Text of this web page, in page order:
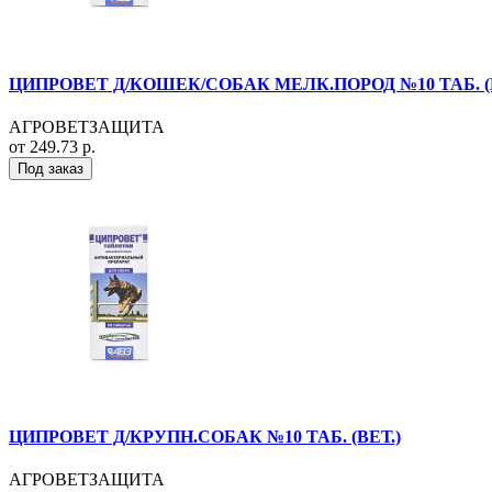
ЦИПРОВЕТ Д/КОШЕК/СОБАК МЕЛК.ПОРОД №10 ТАБ.
АГРОВЕТЗАЩИТА
от 249.73 р.
Под заказ
ЦИПРОВЕТ Д/КРУПН.СОБАК №10 ТАБ. (ВЕТ.)
АГРОВЕТЗАЩИТА